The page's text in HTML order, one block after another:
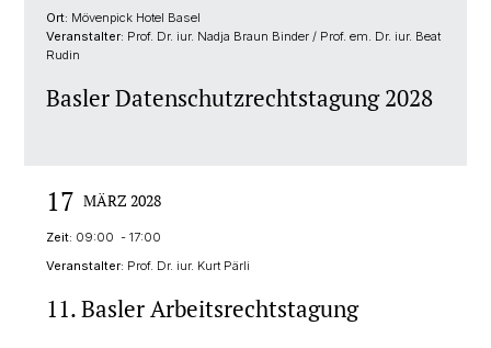
Ort: Mövenpick Hotel Basel
Veranstalter: Prof. Dr. iur. Nadja Braun Binder / Prof. em. Dr. iur. Beat
Rudin
Basler Datenschutzrechtstagung 2028
17 MÄRZ 2028
Zeit: 09:00 - 17:00
Veranstalter: Prof. Dr. iur. Kurt Pärli
11. Basler Arbeitsrechtstagung